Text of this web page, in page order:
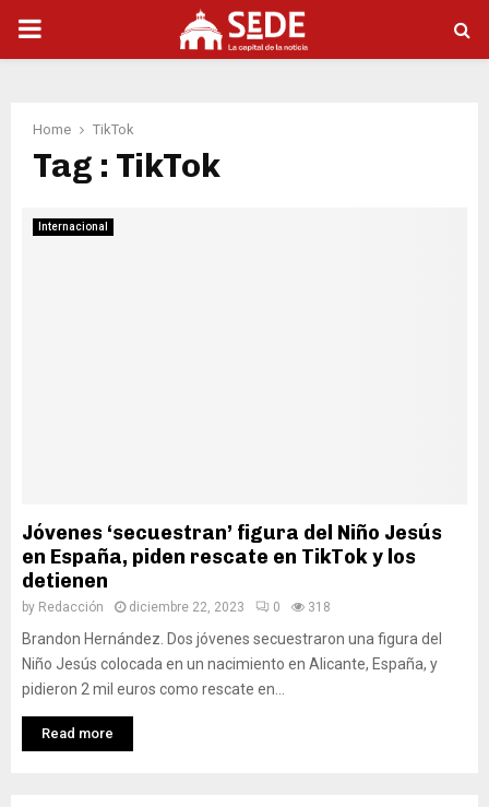
PRIMARY
Home TikTok
Tag : TikTok
Internacional
Jóvenes ‘secuestran’ figura del Niño Jesús
en España, piden rescate en TikTok y los
detienen
by Redacción diciembre 22, 2023 0 318
Brandon Hernández. Dos jóvenes secuestraron una figura del
Niño Jesús colocada en un nacimiento en Alicante, España, y
pidieron 2 mil euros como rescate en...
Read more